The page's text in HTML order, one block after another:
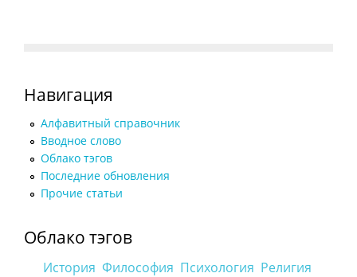
Навигация
Алфавитный справочник
Вводное слово
Облако тэгов
Последние обновления
Прочие статьи
Облако тэгов
История Философия Психология Религия